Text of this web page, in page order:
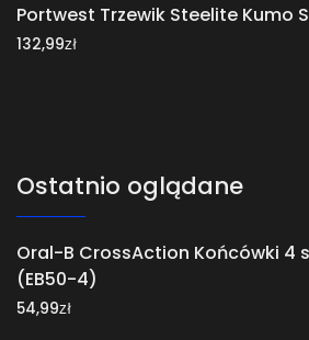
Portwest Trzewik Steelite Kumo
132,99zł
Ostatnio oglądane
Oral-B CrossAction Końcówki 4
(EB50-4)
54,99zł